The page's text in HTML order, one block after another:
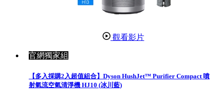
觀看影片
官網獨家組
【多入採購2入超值組合】Dyson HushJet™ Purifier Compact 噴
射氣流空氣清淨機 HJ10 (冰川藍)